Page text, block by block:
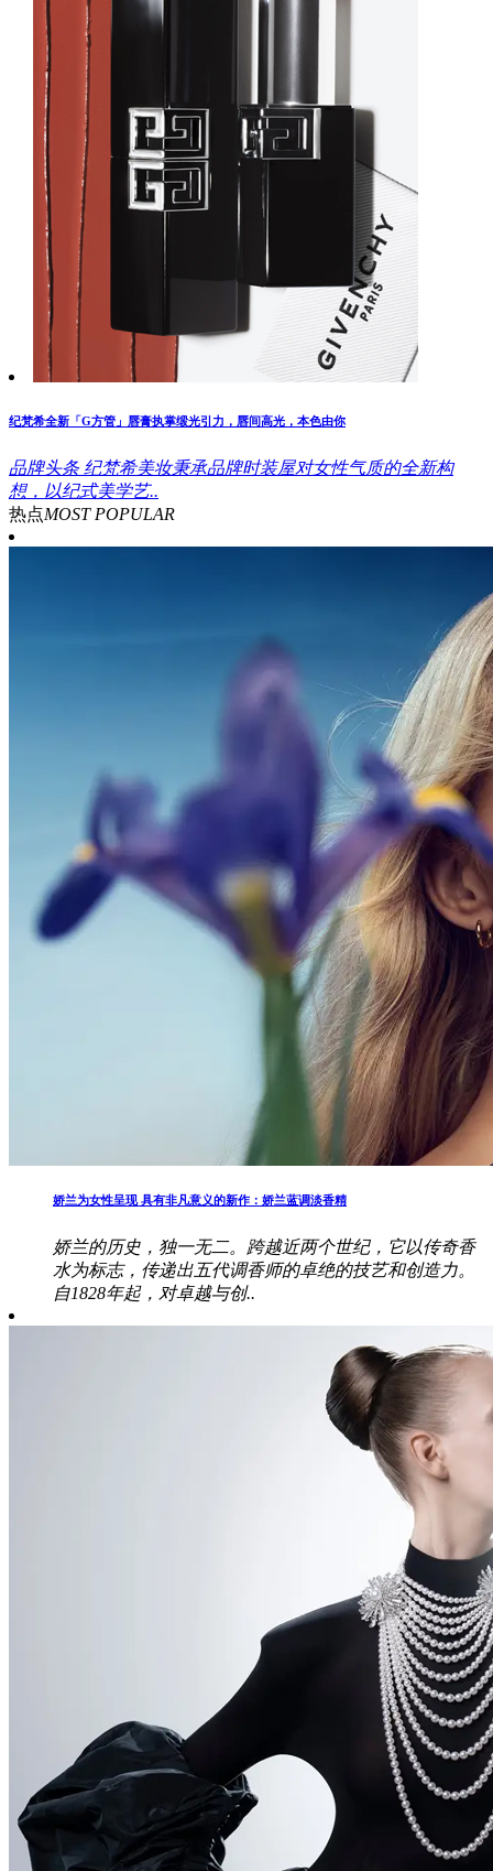
纪梵希全新「G方管」唇膏执掌缎光引力，唇间高光，本色由你
品牌头条 纪梵希美妆秉承品牌时装屋对女性气质的全新构
想，以纪式美学艺..
热点MOST POPULAR
娇兰为女性呈现 具有非凡意义的新作：娇兰蓝调淡香精
娇兰的历史，独一无二。跨越近两个世纪，它以传奇香
水为标志，传递出五代调香师的卓绝的技艺和创造力。
自1828年起，对卓越与创..